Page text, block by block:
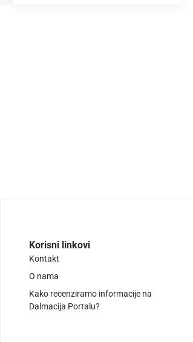
Korisni linkovi
Kontakt
O nama
Kako recenziramo informacije na
Dalmacija Portalu?